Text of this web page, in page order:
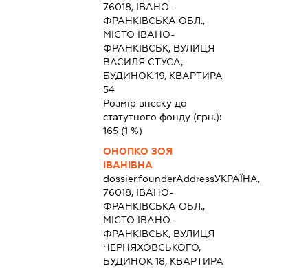
76018, ІВАНО-
ФРАНКІВСЬКА ОБЛ.,
МІСТО ІВАНО-
ФРАНКІВСЬК, ВУЛИЦЯ
ВАСИЛЯ СТУСА,
БУДИНОК 19, КВАРТИРА
54
Розмір внеску до
статутного фонду (грн.):
165(1 %)
ОНОПКО ЗОЯ
ІВАНІВНА
dossier.founderAddressУКРАЇНА,
76018, ІВАНО-
ФРАНКІВСЬКА ОБЛ.,
МІСТО ІВАНО-
ФРАНКІВСЬК, ВУЛИЦЯ
ЧЕРНЯХОВСЬКОГО,
БУДИНОК 18, КВАРТИРА